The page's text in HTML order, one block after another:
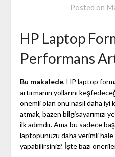
Posted on
HP Laptop
Performans
Bu makalede, HP laptop
artırmanın yollarını
önemli olan onu nasıl daha iyi
atmak, bazen bilgisayarımızı
ilk adımdır. Ama bu sadece
laptopunuzu daha verimli
yapabilirsiniz? İşte bazı